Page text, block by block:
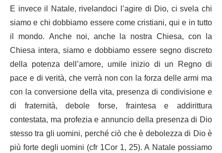
E invece il Natale, rivelandoci l’agire di Dio, ci svela chi
siamo e chi dobbiamo essere come cristiani, qui e in tutto
il mondo. Anche noi, anche la nostra Chiesa, con la
Chiesa intera, siamo e dobbiamo essere segno discreto
della potenza dell’amore, umile inizio di un Regno di
pace e di verità, che verrà non con la forza delle armi ma
con la conversione della vita, presenza di condivisione e
di fraternità, debole forse, fraintesa e addirittura
contestata, ma profezia e annuncio della presenza di Dio
stesso tra gli uomini, perché ciò che è debolezza di Dio è
più forte degli uomini (cfr 1Cor 1, 25). A Natale possiamo